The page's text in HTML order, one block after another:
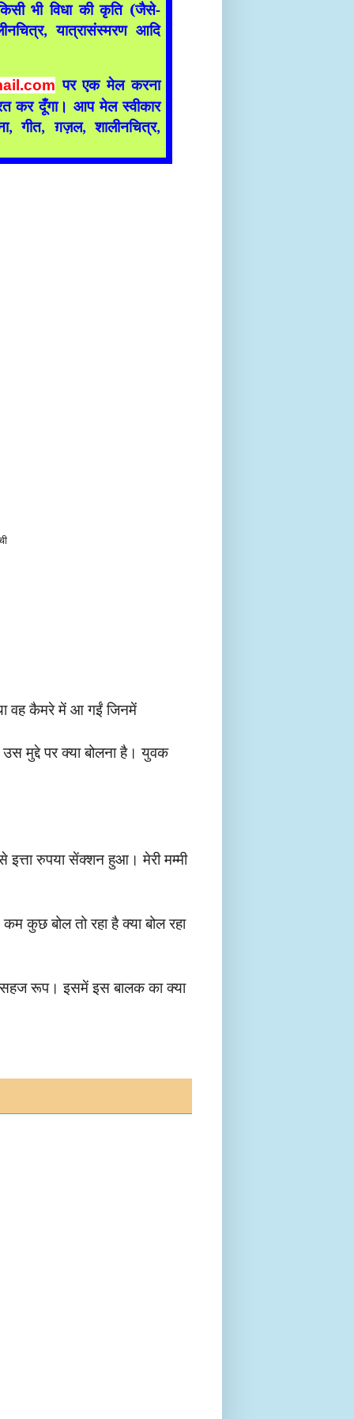
भी विधा की कृति (जैसे-
यात्रासंस्मरण आदि
पर एक मेल करना
कर दूँगा। आप मेल स्वीकार
गीत, ग़ज़ल, शालीनचित्र,
वह कैमरे में आ गईं जिनमें
उस मुद्दे पर क्या बोलना है। युवक
इत्ता रुपया सेंक्शन हुआ। मेरी मम्मी
कुछ बोल तो रहा है क्या बोल रहा
रूप। इसमें इस बालक का क्या